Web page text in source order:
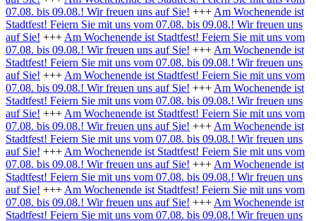
07.08. bis 09.08.! Wir freuen uns auf Sie! +++ Am Wochenende ist
Stadtfest! Feiern Sie mit uns vom 07.08. bis 09.08.! Wir freuen uns
auf Sie! +++ Am Wochenende ist Stadtfest! Feiern Sie mit uns vom
07.08. bis 09.08.! Wir freuen uns auf Sie! +++ Am Wochenende ist
Stadtfest! Feiern Sie mit uns vom 07.08. bis 09.08.! Wir freuen uns
auf Sie! +++ Am Wochenende ist Stadtfest! Feiern Sie mit uns vom
07.08. bis 09.08.! Wir freuen uns auf Sie! +++ Am Wochenende ist
Stadtfest! Feiern Sie mit uns vom 07.08. bis 09.08.! Wir freuen uns
auf Sie! +++ Am Wochenende ist Stadtfest! Feiern Sie mit uns vom
07.08. bis 09.08.! Wir freuen uns auf Sie! +++ Am Wochenende ist
Stadtfest! Feiern Sie mit uns vom 07.08. bis 09.08.! Wir freuen uns
auf Sie! +++ Am Wochenende ist Stadtfest! Feiern Sie mit uns vom
07.08. bis 09.08.! Wir freuen uns auf Sie! +++ Am Wochenende ist
Stadtfest! Feiern Sie mit uns vom 07.08. bis 09.08.! Wir freuen uns
auf Sie! +++ Am Wochenende ist Stadtfest! Feiern Sie mit uns vom
07.08. bis 09.08.! Wir freuen uns auf Sie! +++ Am Wochenende ist
Stadtfest! Feiern Sie mit uns vom 07.08. bis 09.08.! Wir freuen uns